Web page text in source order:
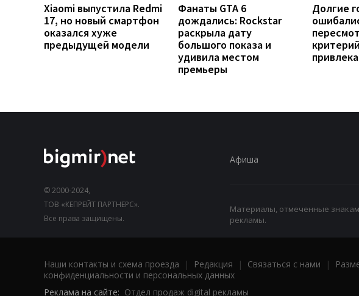
Xiaomi выпустила Redmi
17, но новый смартфон
оказался хуже
предыдущей модели
Фанаты GTA 6
дождались: Rockstar
раскрыла дату
большого показа и
удивила местом
премьеры
Долгие
© 2000-2024,
ТОВ «КЕПРЕЙТ ПАРТНЕРС».
Все права защищены.
Афиша
Материалы, отмеченные
рекламы.
Наши контакты и схема проезда | Редакция | Связаться с нами |
конфиденциальности и персональных данных
Реклама на сайте: Отдел продаж digital рекламы